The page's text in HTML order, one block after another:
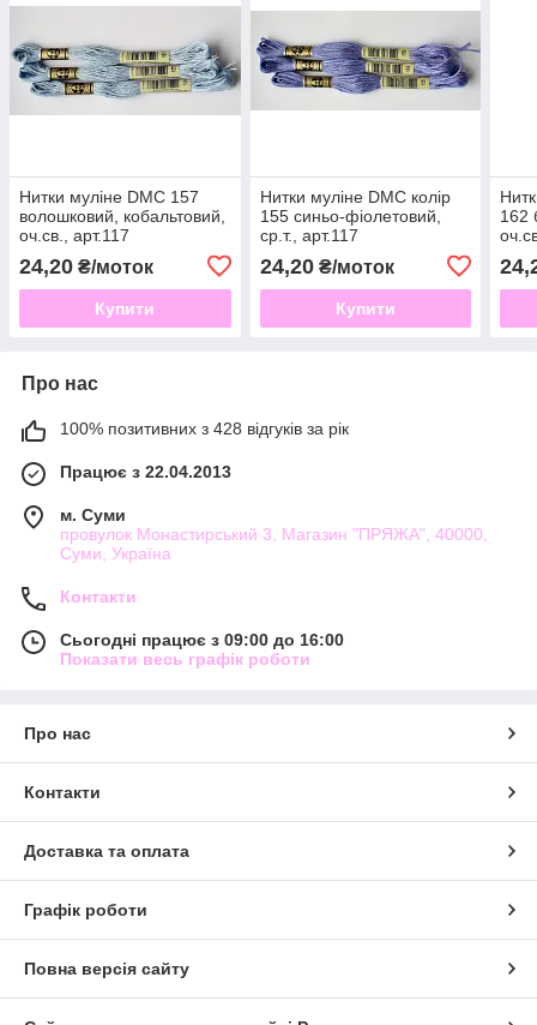
Нитки муліне DMC 157
волошковий, кобальтовий,
оч.св., арт.117
24,20 ₴/моток
Купити
Нитки муліне DMC колір
155 синьо-фіолетовий,
ср.т., арт.117
24,20₴/моток
Купити
162
Про нас
100% позитивних з 428 відгуків за рік
Працює з 22.04.2013
м. Суми
провулок Монастирський 3, Магазин "ПРЯЖА", 40000,
Суми, Україна
Контакти
Сьогодні працює з 09:00 до 16:00
Показати весь графік роботи
Про нас
Контакти
Доставка та оплата
Графік роботи
Повна версія сайту